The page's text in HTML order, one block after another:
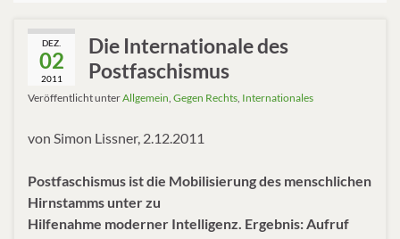
DEZ.
02
2011
Die Internationale des
Postfaschismus
Veröffentlicht unterAllgemein Gegen Rechts Internationales
von Simon Lissner, 2.12.2011
Postfaschismus ist die Mobilisierung des menschlichen
Hirnstamms unter zu
Hilfenahme moderner Intelligenz. Ergebnis: Aufruf